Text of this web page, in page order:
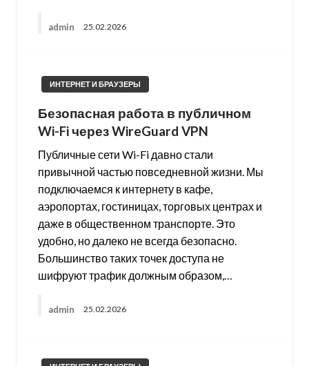
admin 25.02.2026
ИНТЕРНЕТ И БРАУЗЕРЫ
Безопасная работа в публичном
Wi-Fi через WireGuard VPN
Публичные сети Wi-Fi давно стали
привычной частью повседневной жизни. Мы
подключаемся к интернету в кафе,
аэропортах, гостиницах, торговых центрах и
даже в общественном транспорте. Это
удобно, но далеко не всегда безопасно.
Большинство таких точек доступа не
шифруют трафик должным образом,…
admin 25.02.2026